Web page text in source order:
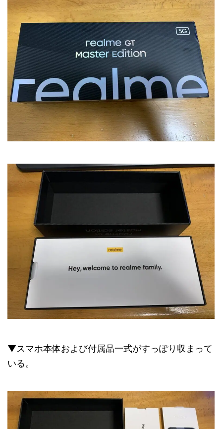
▼スマホ本体および付属品一式がすっぽり収まって
いる。